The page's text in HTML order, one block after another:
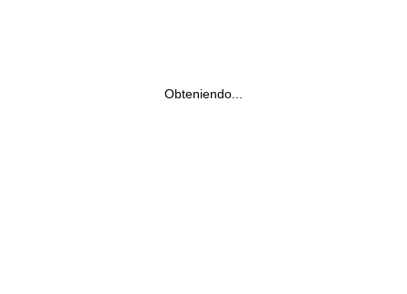
Obteniendo...